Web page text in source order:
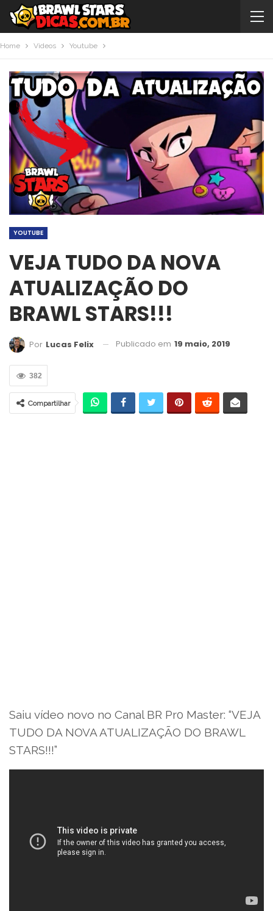
Home Videos Youtube
YOUTUBE
VEJA TUDO DA NOVA
ATUALIZAÇÃO DO
BRAWL STARS!!!
Por Lucas Felix Publicado em 19 maio, 2019
382
Compartilhar
Saiu vídeo novo no Canal BR Pr0 Master: “VEJA
TUDO DA NOVA ATUALIZAÇÃO DO BRAWL
STARS!!!”